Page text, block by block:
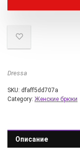
Dressa
SKU: dfaff5dd707a
Category: Женские брюки
Описание